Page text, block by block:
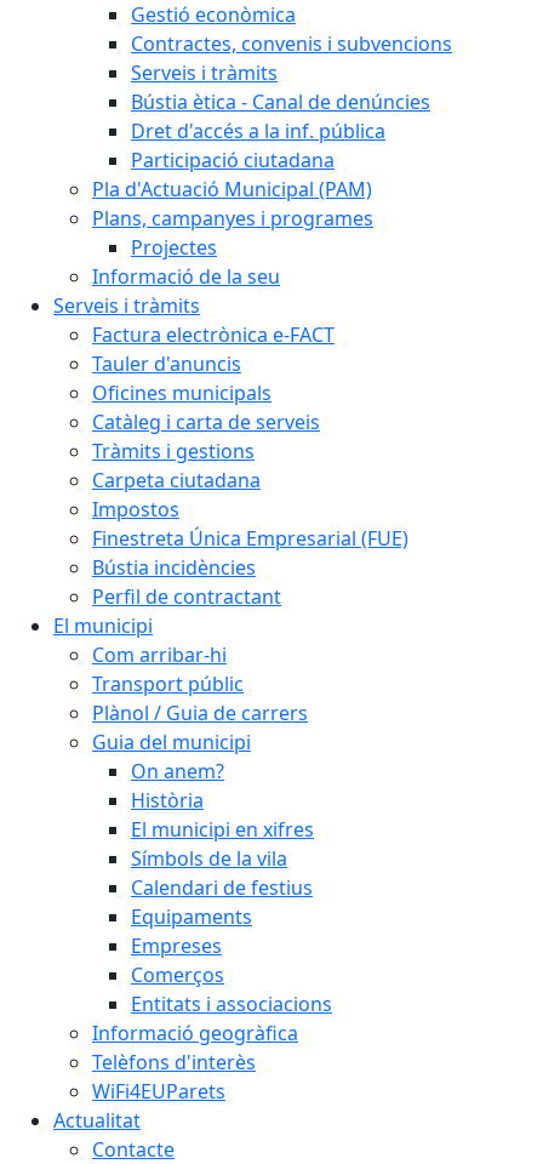
Gestió econòmica
Contractes, convenis i subvencions
Serveis i tràmits
Bústia ètica - Canal de denúncies
Dret d'accés a la inf. pública
Participació ciutadana
Pla d'Actuació Municipal (PAM)
Plans, campanyes i programes
Projectes
Informació de la seu
Serveis i tràmits
Factura electrònica e-FACT
Tauler d'anuncis
Oficines municipals
Catàleg i carta de serveis
Tràmits i gestions
Carpeta ciutadana
Impostos
Finestreta Única Empresarial (FUE)
Bústia incidències
Perfil de contractant
El municipi
Com arribar-hi
Transport públic
Plànol / Guia de carrers
Guia del municipi
On anem?
Història
El municipi en xifres
Símbols de la vila
Calendari de festius
Equipaments
Empreses
Comerços
Entitats i associacions
Informació geogràfica
Telèfons d'interès
WiFi4EUParets
Actualitat
Contacte